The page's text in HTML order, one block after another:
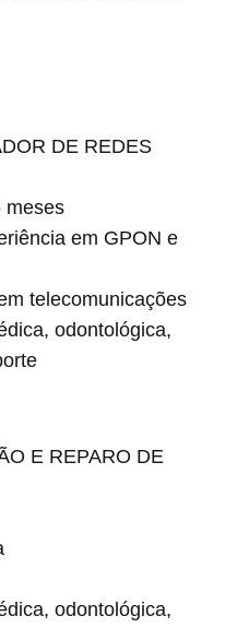
DE REDES
meses
em GPON e
telecomunicações
odontológica,
E REPARO DE
odontológica,